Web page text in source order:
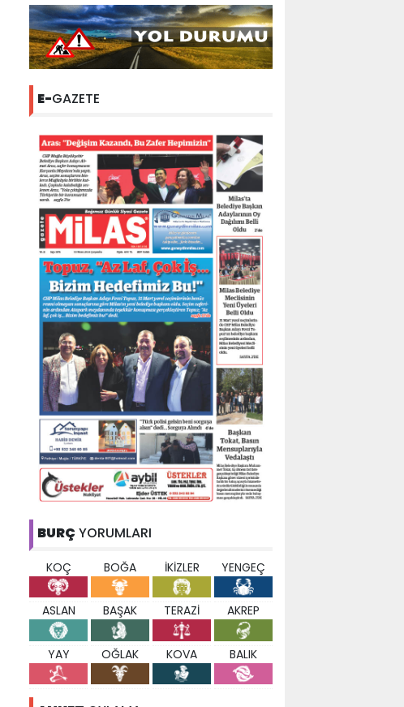
E-GAZETE
BURÇ YORUMLARI
KOÇ BOĞA İKİZLER YENGEÇ
ASLAN BAŞAK TERAZİ AKREP
YAY OĞLAK KOVA BALIK